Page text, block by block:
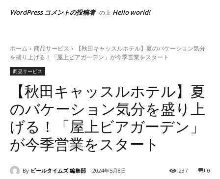
WordPress コメントの投稿者 の上 Hello world!